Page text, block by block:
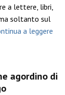
a lettere, libri,
soltanto sul
a leggere
agordino di